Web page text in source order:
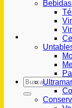
Buscar
por:
Bebidas